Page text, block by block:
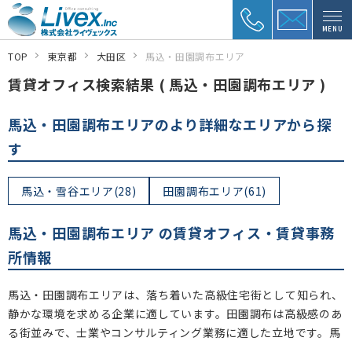
MENU
TOP 東京都 大田区 馬込・田園調布エリア
賃貸オフィス検索結果 ( 馬込・田園調布エリア )
馬込・田園調布エリアのより詳細なエリアから探
す
馬込・雪谷エリア(28) 田園調布エリア(61)
馬込・田園調布エリア の賃貸オフィス・賃貸事務
所情報
馬込・田園調布エリアは、落ち着いた高級住宅街として知られ、
静かな環境を求める企業に適しています。田園調布は高級感のあ
る街並みで、士業やコンサルティング業務に適した立地です。馬